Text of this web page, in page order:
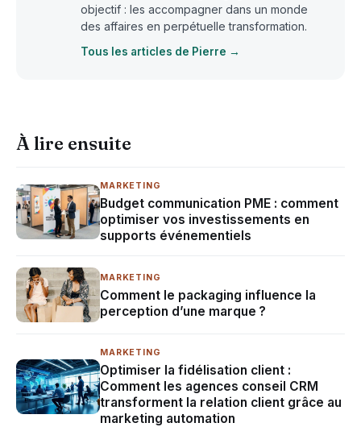
objectif : les accompagner dans un monde
des affaires en perpétuelle transformation.
Tous les articles de Pierre →
À lire ensuite
MARKETING
Budget communication PME : comment
optimiser vos investissements en
supports événementiels
MARKETING
Comment le packaging influence la
perception d’une marque ?
MARKETING
Optimiser la fidélisation client :
Comment les agences conseil CRM
transforment la relation client grâce au
marketing automation